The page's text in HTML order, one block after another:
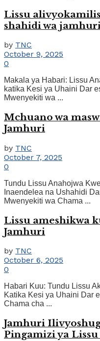
Lissu
shahidi wa
by TNC
October 9, 2025
0
Makala ya Habari: Lissu
katika Kesi ya Uhaini Dar
Mwenyekiti wa ...
Mchuano wa
Jamhuri
by TNC
October 7, 2025
0
Tundu Lissu Anahojwa
Inaendelea na Ushahidi
Mwenyekiti wa Chama ...
Lissu ameshikwa
Jamhuri
by TNC
October 6, 2025
0
Habari Kuu: Tundu Lissu
Katika Kesi ya Uhaini Dar
Chama cha ...
Jamhuri
Pingamizi ya